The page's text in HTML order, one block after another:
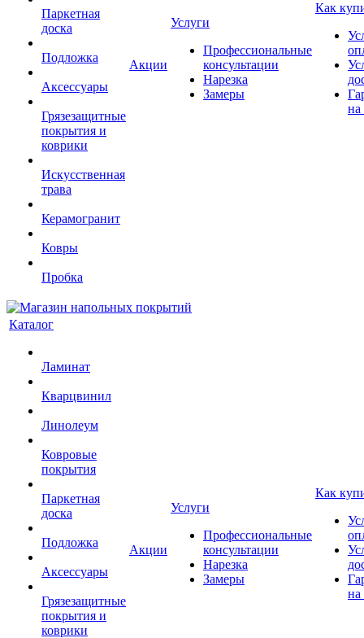
Паркетная
доска
Подложка
Аксессуары
Грязезащитные
покрытия и
коврики
Искусственная
трава
Керамогранит
Ковры
Пробка
Акции
Услуги
Профессиональные
консультации
Нарезка
Замеры
Как
на
Каталог
Ламинат
Кварцвинил
Линолеум
Ковровые
покрытия
Паркетная
доска
Подложка
Аксессуары
Грязезащитные
покрытия и
коврики
Акции
Услуги
Профессиональные
консультации
Нарезка
Замеры
Как
на